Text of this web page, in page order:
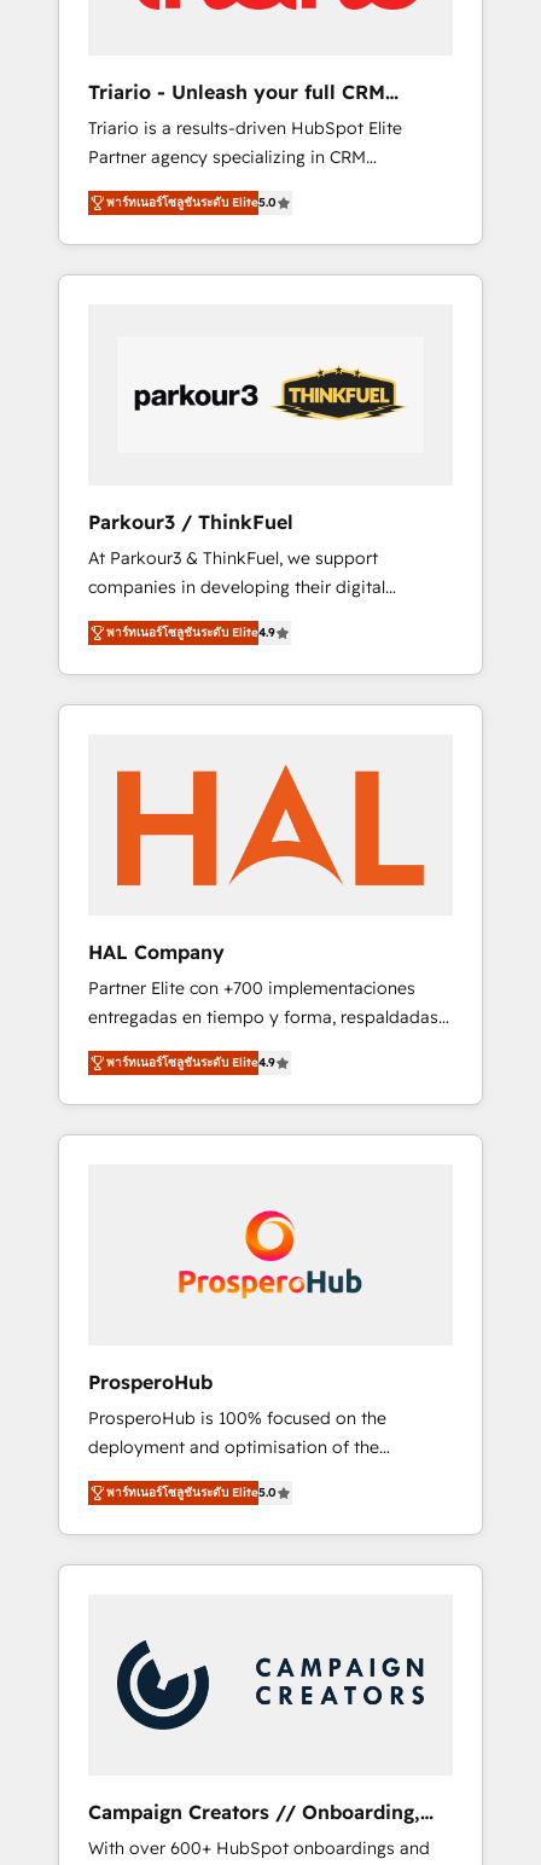
business needs. We are thrilled to have Blue
HubSpot “Our experience with the team at
Blue Frog has been nothing short of
extraordinary. Their years of experience and
quality of skilled staff has earned them a
trusted reputation within the HubSpot
ecosystem as a reliable partner capable of
delivering remarkable experiences for our
Triario - Unleash your full CRM
potential
Triario is a results-driven HubSpot Elite
Partner agency specializing in CRM
implementations & migrations, Revenue
Operations, Custom Integrations, Custom AI
agents and AI-ready Website Design With
over 15 years of experience, we help
through smart automation, data hygiene, and
tailored HubSpot solutions. Our clients
choose us because we blend the expertise of
Our Services: HubSpot implementations &
data migration Custom AI agents Revenue
Operations API integrations AI-ready Website
design Let’s turn your CRM into your growth
engine!
พาร์ทเนอร์โซลูชันระดับ Elite5.0
Parkour3 / ThinkFuel
At Parkour3 & ThinkFuel, we support
companies in developing their digital
strategies by leveraging technologies and
automating their marketing and sales
processes to generate growth. Our offer
spans from Strategy to Operations. We
implementation, web design, sales &
marketing automation, and digital marketing.
With extensive experience working with tech
companies and manufacturers since 2002,
we are committed to empowering our clients
implementation and seamless integration of
the CRM platform into your digital
ecosystem. Would you like support in
deploying your inbound marketing strategy?
We'll provide support tailored to your needs
and sales objectives. With 125+ certifications,
we are part of the most certified Canadian
coast), our services are offered in both
พาร์ทเนอร์โซลูชันระดับ Elite4.9
HAL Company
Partner Elite con +700 implementaciones
entregadas en tiempo y forma, respaldadas
por 6 acreditaciones de HubSpot y un
equipo de 6 Certified Trainers avalados por
HubSpot Academy. Acompañamos a las
empresas en cada etapa de su crecimiento
Nos caracterizamos por combinar excelencia
técnica con una mirada estratégica a largo
พาร์ทเนอร์โซลูชันระดับ Elite4.9
ProsperoHub
ProsperoHub is 100% focused on the
deployment and optimisation of the
HubSpot CRM platform. Our highly
experienced team of solutions experts will
ensure that you achieve maximum adoption
and ROI from your HubSpot investment. Use
your team on their HubSpot journey, design
and implement your processes and skilfully
bring your revenue infrastructure to life. Our
collaborative approach keeps you in control
supported over 500 organisations with
HubSpot implementation, optimisation,
พาร์ทเนอร์โซลูชันระดับ Elite5.0
Campaign Creators // Onboarding,
CRM Migration
With over 600+ HubSpot onboardings and